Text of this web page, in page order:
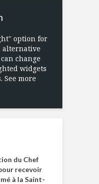
option for
alternative
change
widgets
See more
du Chef
recevoir
à la Saint-